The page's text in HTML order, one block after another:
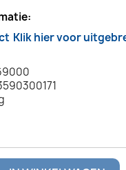
Klik hier voor